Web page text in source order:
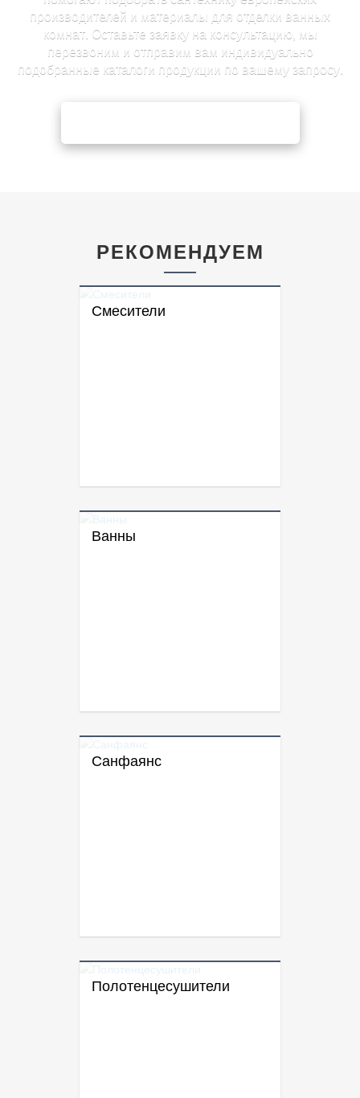
производителей и материалы для отделки ванных
комнат. Оставьте заявку на консультацию, мы
перезвоним и отправим вам индивидуально
подобранные каталоги продукции по вашему запросу.
РЕКОМЕНДУЕМ
Смесители
Ванны
Санфаянс
Полотенцесушители